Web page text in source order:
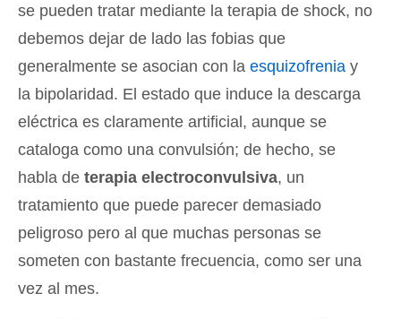
se pueden tratar mediante la terapia de shock, no
debemos dejar de lado las fobias que
generalmente se asocian con la esquizofrenia y
la bipolaridad. El estado que induce la descarga
eléctrica es claramente artificial, aunque se
cataloga como una convulsión; de hecho, se
habla de terapia electroconvulsiva, un
tratamiento que puede parecer demasiado
peligroso pero al que muchas personas se
someten con bastante frecuencia, como ser una
vez al mes.